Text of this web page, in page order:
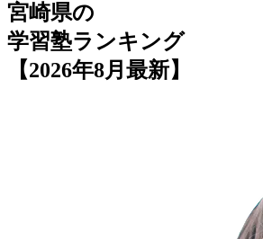
宮崎県の
学習塾ランキング
【2026年8月最新】